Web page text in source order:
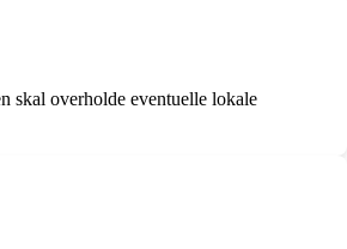
skal overholde eventuelle lokale